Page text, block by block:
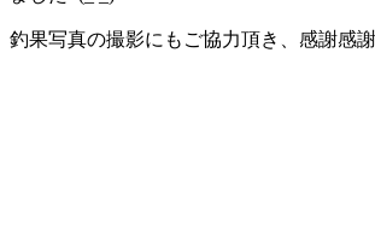
釣果写真の撮影にもご協力頂き、感謝感